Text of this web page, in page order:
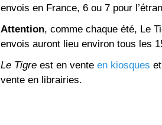
envois en France, 6 ou 7 pour
Attention, comme chaque été, Le
envois auront lieu environ tous les
Le Tigre est en vente en kiosques
vente en librairies.